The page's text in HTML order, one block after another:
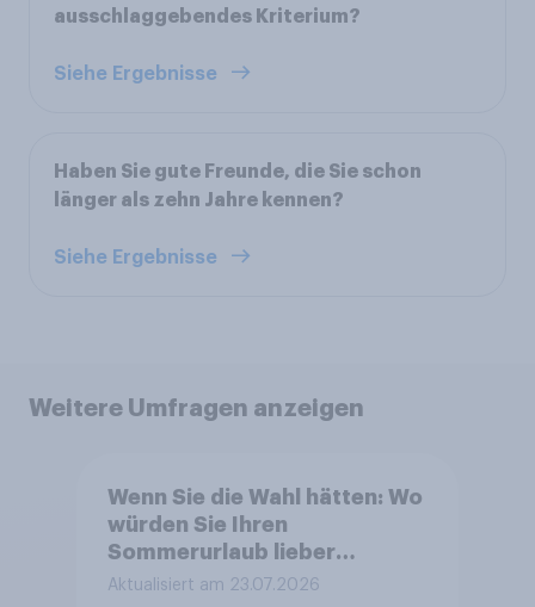
ausschlaggebendes Kriterium?
Siehe Ergebnisse
Haben Sie gute Freunde, die Sie schon
länger als zehn Jahre kennen?
Siehe Ergebnisse
Weitere Umfragen anzeigen
Wenn Sie die Wahl hätten: Wo
würden Sie Ihren
Sommerurlaub lieber
verbringen
Aktualisiert am 23.07.2026